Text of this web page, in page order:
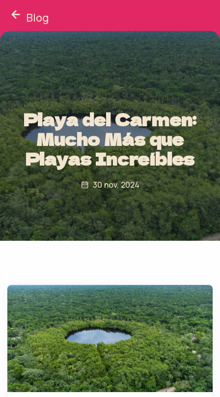
Blog
Playa del Carmen:
Mucho Más que
Playas Increíbles
30 nov. 2024